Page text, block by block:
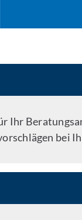
Ihr
bei